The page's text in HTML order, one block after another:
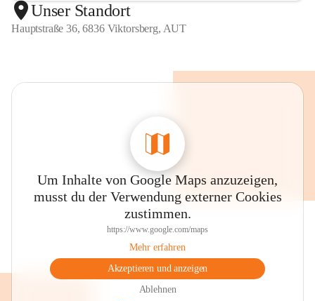
Unser Standort
Hauptstraße 36, 6836 Viktorsberg, AUT
Um Inhalte von Google Maps anzuzeigen,
musst du der Verwendung externer Cookies
zustimmen.
https://www.google.com/maps
Mehr erfahren
Akzeptieren und anzeigen
Ablehnen